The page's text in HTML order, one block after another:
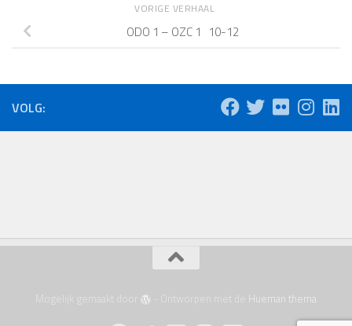
VORIGE VERHAAL
ODO 1 – OZC 1 10-12
VOLG:
Mogelijk gemaakt door - Ontworpen met de Hueman thema